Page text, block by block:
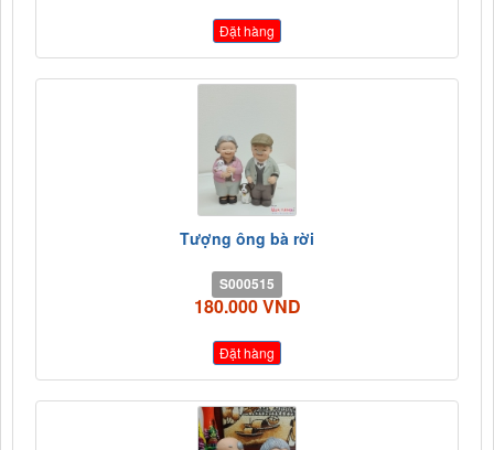
Đặt hàng
Tượng ông bà rời
S000515
180.000 VND
Đặt hàng